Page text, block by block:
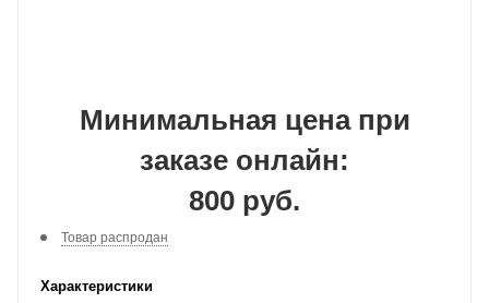
Минимальная цена при
заказе онлайн:
800 руб.
Товар распродан
Характеристики